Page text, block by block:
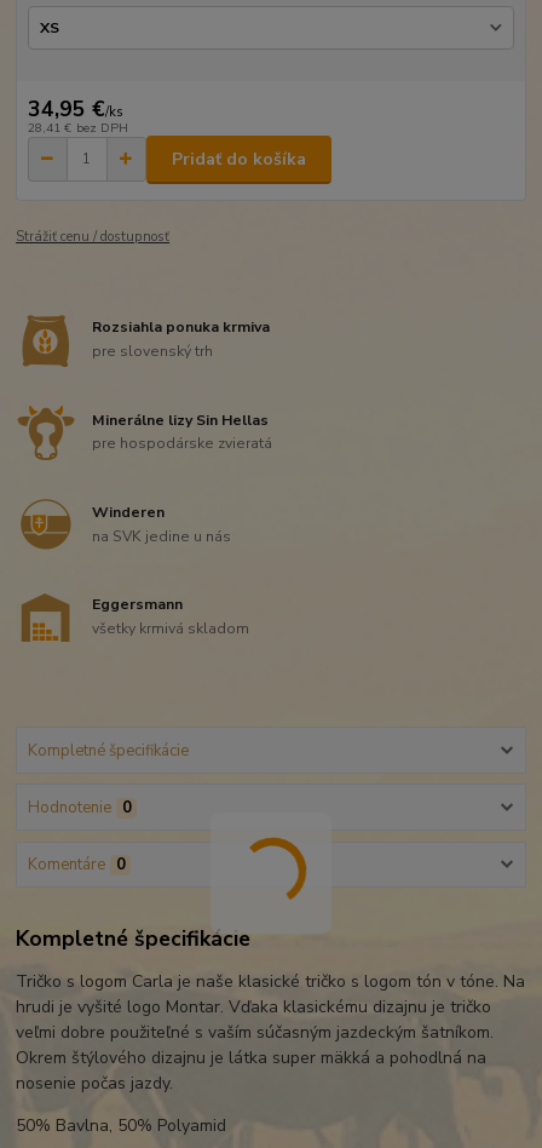
34,95 €/ks
28,41 € bez DPH
Pridať do košíka
Strážiť cenu / dostupnosť
Rozsiahla ponuka krmiva
pre slovenský trh
Minerálne lizy Sin Hellas
pre hospodárske zvieratá
Winderen
na SVK jedine u nás
Eggersmann
všetky krmivá skladom
Kompletné špecifikácie
Hodnotenie 0
Komentáre 0
Kompletné špecifikácie
Tričko s logom Carla je naše klasické tričko s logom tón v tóne. Na
hrudi je vyšité logo Montar. Vďaka klasickému dizajnu je tričko
veľmi dobre použiteľné s vaším súčasným jazdeckým šatníkom.
Okrem štýlového dizajnu je látka super mäkká a pohodlná na
nosenie počas jazdy.
50% Bavlna, 50% Polyamid